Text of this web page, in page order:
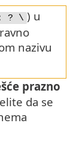
? \ ) u
nazivu
prazno
da se